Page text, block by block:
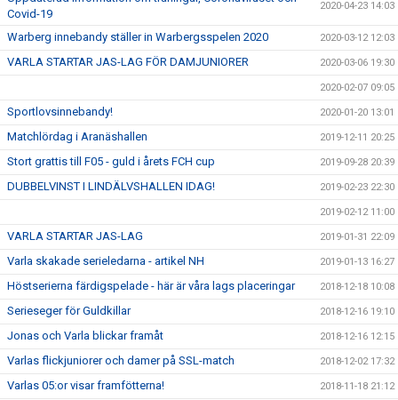
Covid-19
2020-04-23 14:03
Warberg innebandy ställer in Warbergsspelen 2020 2020-03-12 12:03
VARLA STARTAR JAS-LAG FÖR DAMJUNIORER 2020-03-06 19:30
2020-02-07 09:05
Sportlovsinnebandy! 2020-01-20 13:01
Matchlördag i Aranäshallen 2019-12-11 20:25
Stort grattis till F05 - guld i årets FCH cup 2019-09-28 20:39
DUBBELVINST I LINDÄLVSHALLEN IDAG! 2019-02-23 22:30
2019-02-12 11:00
VARLA STARTAR JAS-LAG 2019-01-31 22:09
Varla skakade serieledarna - artikel NH 2019-01-13 16:27
Höstserierna färdigspelade - här är våra lags placeringar 2018-12-18 10:08
Serieseger för Guldkillar 2018-12-16 19:10
Jonas och Varla blickar framåt 2018-12-16 12:15
Varlas flickjuniorer och damer på SSL-match 2018-12-02 17:32
Varlas 05:or visar framfötterna! 2018-11-18 21:12